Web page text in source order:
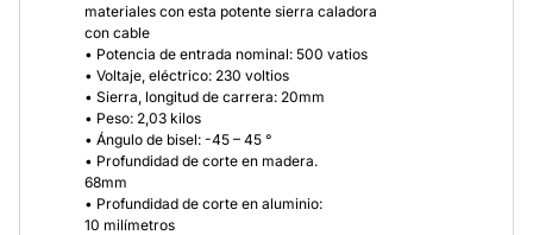
materiales con esta potente sierra caladora
con cable
• Potencia de entrada nominal: 500 vatios
• Voltaje, eléctrico: 230 voltios
• Sierra, longitud de carrera: 20mm
• Peso: 2,03 kilos
• Ángulo de bisel: -45 – 45 °
• Profundidad de corte en madera.
68mm
• Profundidad de corte en aluminio:
10 milímetros